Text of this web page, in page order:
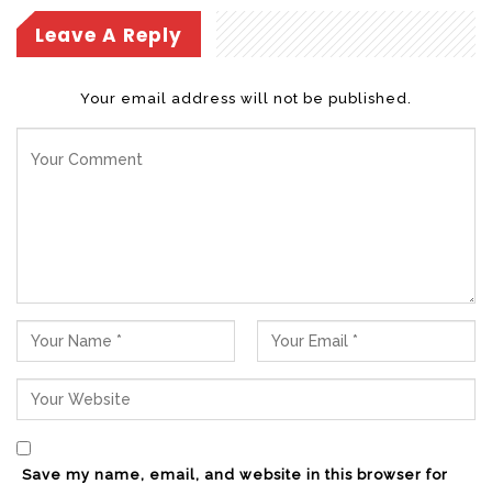
Leave A Reply
Your email address will not be published.
Save my name, email, and website in this browser for